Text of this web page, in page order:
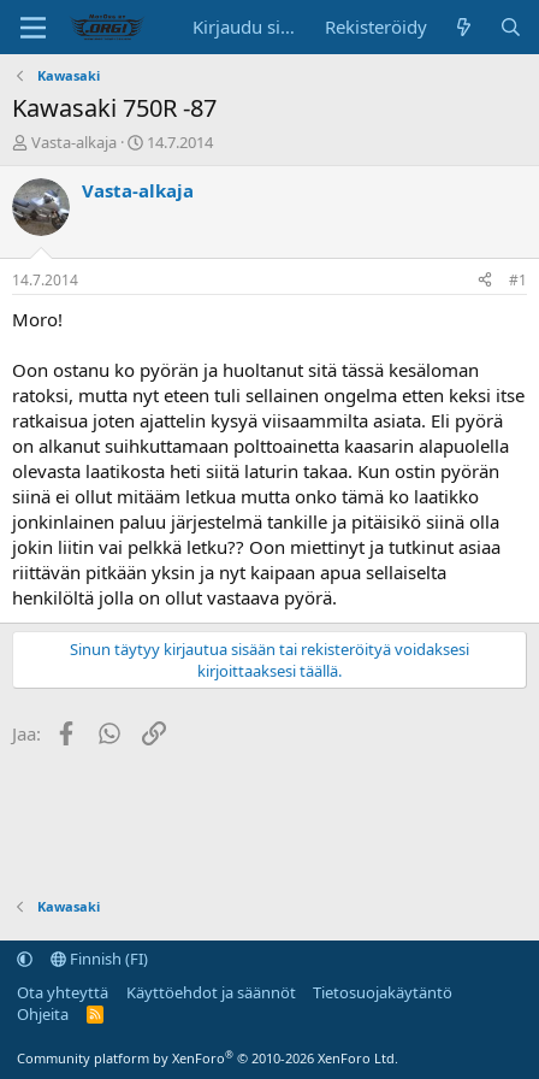
Kirjaudu sisään Rekisteröidy
Kawasaki
Kawasaki 750R -87
K
s
k
u
s
t
e
l
a
l
o
i
t
a
j
a
Vasta-alkaja
A
o
p
ä
14.7.2014
Vasta-alkaja
14.7.2014 #1
Moro!
Oon ostanu ko pyörän ja huoltanut sitä tässä kesäloman
ratoksi, mutta nyt eteen tuli sellainen ongelma etten keksi itse
ratkaisua joten ajattelin kysyä viisaammilta asiata. Eli pyörä
on alkanut suihkuttamaan polttoainetta kaasarin alapuolella
olevasta laatikosta heti siitä laturin takaa. Kun ostin pyörän
siinä ei ollut mitääm letkua mutta onko tämä ko laatikko
jonkinlainen paluu järjestelmä tankille ja pitäisikö siinä olla
jokin liitin vai pelkkä letku?? Oon miettinyt ja tutkinut asiaa
riittävän pitkään yksin ja nyt kaipaan apua sellaiselta
henkilöltä jolla on ollut vastaava pyörä.
Sinun täytyy kirjautua sisään tai rekisteröityä voidaksesi
kirjoittaaksesi täällä.
Jaa: FacebookWhatsApp
Linkki
Kawasaki
Finnish (FI)
Ota yhteyttä
Käyttöehdot ja säännöt
Tietosuojakäytäntö
Ohjeita
R
Community platform by XenForo® © 2010-2026 XenForo Ltd.